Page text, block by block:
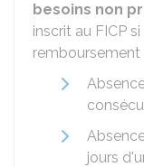
besoins non
inscrit au FICP
remboursement
jours